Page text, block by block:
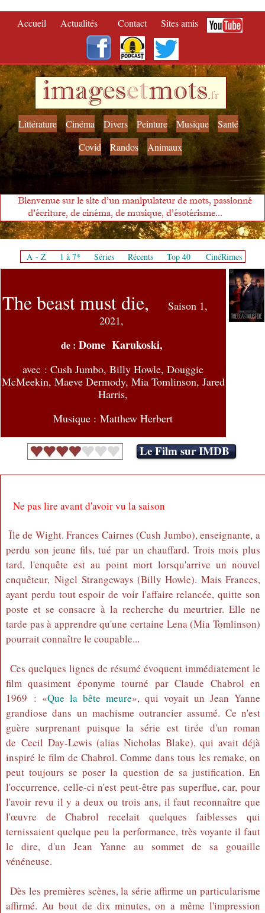
Accueil Actualités Contact Sites amis
imagesetmots.fr
Littérature Cinéma Divers Peinture Musique
Santé
Covid
Randos Animaux
Bienvenue sur le site d'un manipulateur de mots, passionné
d'écriture, de cinéma, de musique, d'ésotérisme...
A - Z 1 à 7* Séries Récents Top 40 CinéRimes
The beast must die,
Saison 1,
2021,
de : Dome Karukoski,
avec : Cush Jumbo, Billy Howle, Douggie
McMeekin, Maeve Dermody, Mia Tomlinson, Jared
Harris,
Musique : Matthew Herbert
Le Film sur IMDB
Ne pas lire avant d'avoir vu la saison
Île de Wight. Frances Cairnes (Cush Jumbo), enseignante, a
perdu son jeune fils, tué par un chauffard. Trois mois plus
tard, l'enquête est au point mort lorsqu'arrive un nouvel
enquêteur, Nigel Strangeways (Billy Howle). Mais Frances,
ayant perdu tout espoir de voir l'affaire relancée, quitte son
poste et se consacre à la recherche du meurtrier. Elle ne
tarde pas à apprendre qu'une certaine Lena (Mia Tomlinson)
pourrait connaître le coupable...
Ces quelques lignes de résumé évoquent immédiatement le
film quasiment éponyme tourné par Claude Chabrol en
1969 : «Que la bête meure», qui voyait un Jean Yanne
grandiose dans un machisme outrancier assumé. Ce n'est
guère surprenant puisque la série est tirée d'un roman
de Cecil Day-Lewis (alias Nicholas Blake), qui avait déjà
inspiré le film de Chabrol. Comme dans tous les remake, on
peut toujours se poser la question de sa justification. En
l'occurrence, celle-ci n'est peut-être pas superflue, car, pour
l'avoir revu il y a deux ou trois ans, il faut reconnaître que
l'œuvre de Chabrol recelait quelques faiblesses qui
ternissaient quelque peu la performance, très voyante il faut
le dire, d'un Jean Yanne au sommet de sa gouaille
vénéneuse.
Dès les premières scènes, la série affirme un particularisme
affirmé. Au bout de dix minutes, on a même l'impression